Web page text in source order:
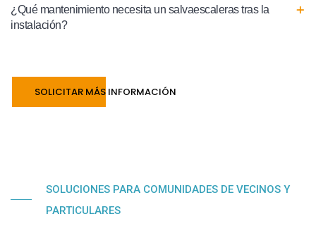
¿Qué mantenimiento necesita un salvaescaleras tras la
instalación?
SOLICITAR MÁS INFORMACIÓN
SOLUCIONES PARA COMUNIDADES DE VECINOS Y
PARTICULARES